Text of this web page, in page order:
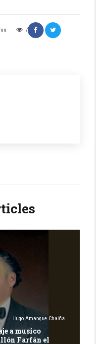
7
Hugo Amanque Chaiña
a musico
Farfán el